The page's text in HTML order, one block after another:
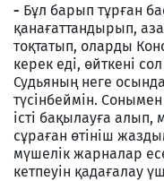
- Бұл барып тұрған
қанағаттандырып,
тоқтатып, оларды
керек еді, өйткені
Судьяның неге
түсінбеймін.
істі бақылауға алып,
сұраған өтініш
мүшелік жарналар
кетпеуін қадағалау